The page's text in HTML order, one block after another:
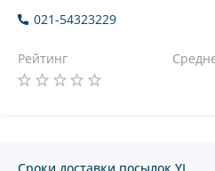
021-54323229
Рейтинг